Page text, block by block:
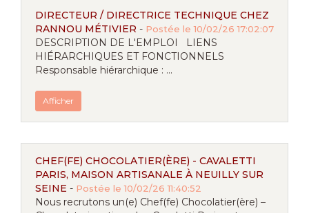
DIRECTEUR / DIRECTRICE TECHNIQUE CHEZ
RANNOU MÉTIVIER - Postée le 10/02/26 17:02:07
DESCRIPTION DE L'EMPLOI LIENS
HIÉRARCHIQUES ET FONCTIONNELS
Responsable hiérarchique : ...
Afficher
CHEF(FE) CHOCOLATIER(ÈRE) - CAVALETTI
PARIS, MAISON ARTISANALE À NEUILLY SUR
SEINE - Postée le 10/02/26 11:40:52
Nous recrutons un(e) Chef(fe) Chocolatier(ère) –